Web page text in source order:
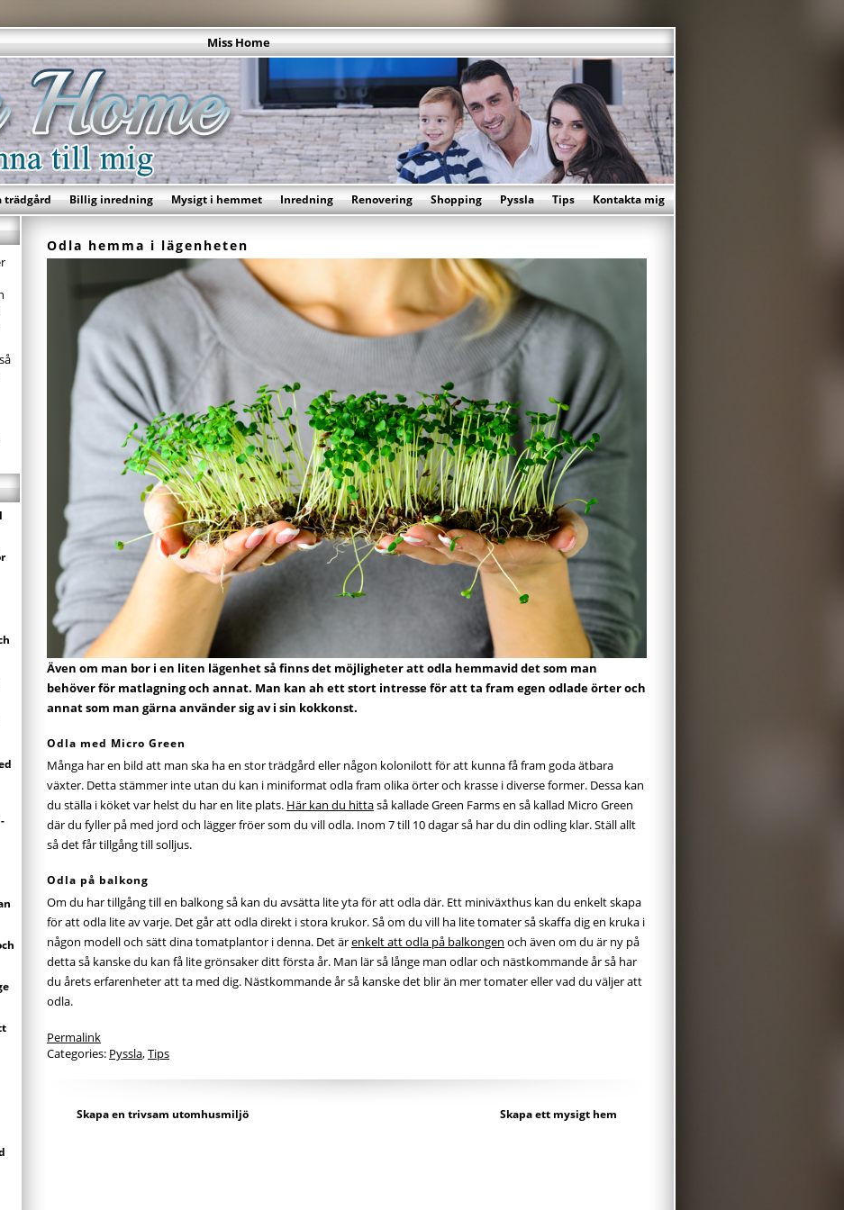
Miss Home
trädgård Billig inredning Mysigt i hemmet Inredning Renovering Shopping Pyssla Tips Kontakta mig
Odla hemma i lägenheten
Även om man bor i en liten lägenhet så finns det möjligheter att odla hemmavid det som man
behöver för matlagning och annat. Man kan ah ett stort intresse för att ta fram egen odlade örter och
annat som man gärna använder sig av i sin kokkonst.
Odla med Micro Green
Många har en bild att man ska ha en stor trädgård eller någon kolonilott för att kunna få fram goda ätbara
växter. Detta stämmer inte utan du kan i miniformat odla fram olika örter och krasse i diverse former. Dessa kan
du ställa i köket var helst du har en lite plats. Här kan du hittaså kallade Green Farms en så kallad Micro Green
där du fyller på med jord och lägger fröer som du vill odla. Inom 7 till 10 dagar så har du din odling klar. Ställ allt
så det får tillgång till solljus.
Odla på balkong
Om du har tillgång till en balkong så kan du avsätta lite yta för att odla där. Ett miniväxthus kan du enkelt skapa
för att odla lite av varje. Det går att odla direkt i stora krukor. Så om du vill ha lite tomater så skaffa dig en kruka i
någon modell och sätt dina tomatplantor i denna. Det ärenkelt att odla på balkongen och även om du är ny på
detta så kanske du kan få lite grönsaker ditt första år. Man lär så långe man odlar och nästkommande år så har
du årets erfarenheter att ta med dig. Nästkommande år så kanske det blir än mer tomater eller vad du väljer att
odla.
Permalink
Categories: Pyssla,Tips
Skapa en trivsam utomhusmiljö Skapa ett mysigt hem